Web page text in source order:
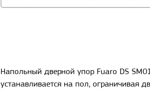
Напольный дверной упор Fuaro DS
устанавливается на пол, ограничивая